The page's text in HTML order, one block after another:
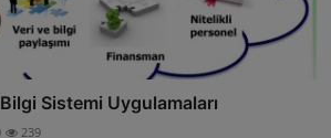
Sistemi Uygulamaları
239